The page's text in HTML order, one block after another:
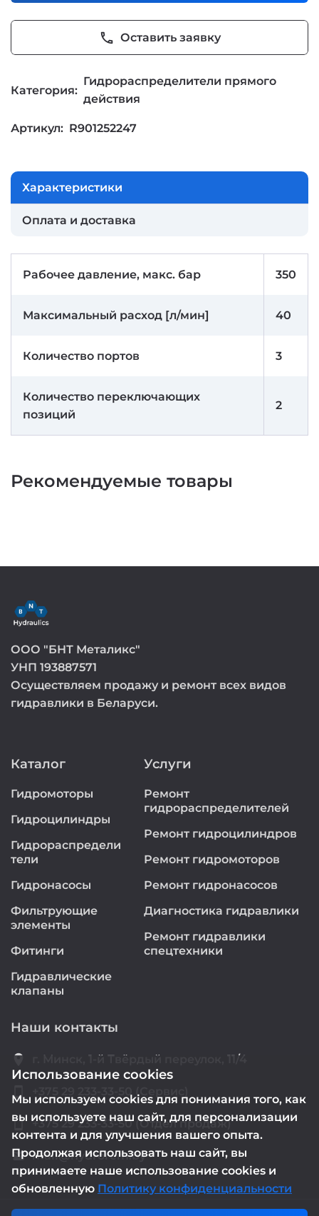
phone Оставить заявку
Категория:
Гидрораспределители прямого
действия
Артикул: R901252247
Характеристики
Оплата и доставка
Рабочее давление, макс. бар 350
Максимальный расход [л/мин] 40
Количество портов 3
Количество переключающих
позиций
2
Рекомендуемые товары
ООО "БНТ Металикс"
УНП 193887571
Осуществляем продажу и ремонт всех видов
гидравлики в Беларуси.
Каталог
Гидромоторы
Гидроцилиндры
Гидрораспредели
тели
Гидронасосы
Фильтрующие
элементы
Фитинги
Гидравлические
клапаны
Услуги
Ремонт
гидрораспределителей
Ремонт гидроцилиндров
Ремонт гидромоторов
Ремонт гидронасосов
Диагностика гидравлики
Ремонт гидравлики
спецтехники
Наши контакты
location_on г. Минск, 1-й Твёрдый переулок, 11/4
smartphone +375 29 233-33-50 (Сервис)
smartphone +375 29 233-33-50 (Отдел продаж)
email mail@hydrorem.by
Использование cookies
Мы используем cookies для понимания того, как
вы используете наш сайт, для персонализации
контента и для улучшения вашего опыта.
Продолжая использовать наш сайт, вы
принимаете наше использование cookies и
обновленную Политику конфиденциальности